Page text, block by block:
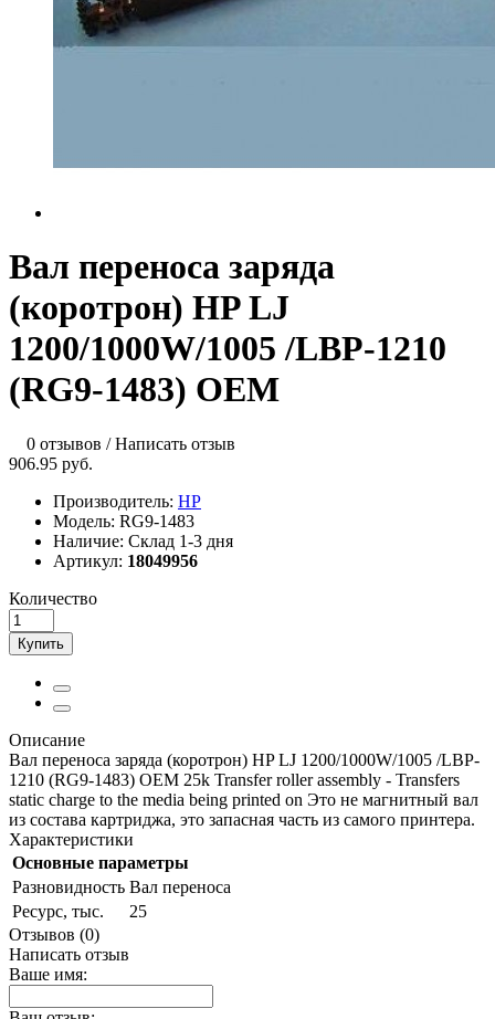
Вал переноса заряда
(коротрон) HP LJ
1200/1000W/1005 /LBP-1210
(RG9-1483) OEM
0 отзывов /Написать отзыв
906.95 руб.
Производитель: HP
Модель: RG9-1483
Наличие: Склад 1-3 дня
Артикул: 18049956
Количество
Купить
Описание
Вал переноса заряда (коротрон) HP LJ 1200/1000W/1005 /LBP-
1210 (RG9-1483) OEM 25k Transfer roller assembly - Transfers
static charge to the media being printed on Это не магнитный вал
из состава картриджа, это запасная часть из самого принтера.
Характеристики
Основные параметры
Разновидность Вал переноса
Ресурс, тыс.
25
Отзывов (0)
Написать отзыв
Ваше имя: